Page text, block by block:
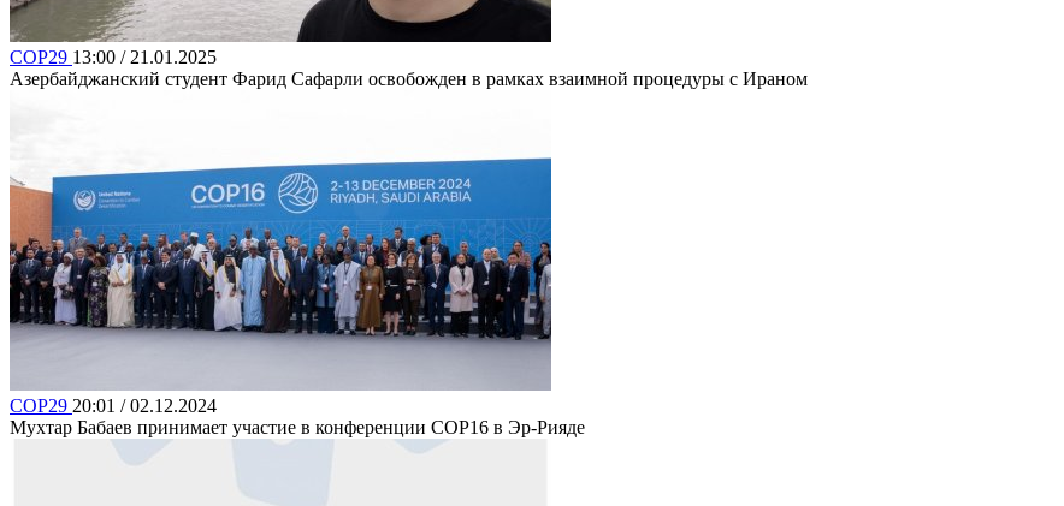
COP29 13:00 / 21.01.2025
Азербайджанский студент Фарид Сафарли освобожден в рамках взаимной процедуры с Ираном
COP29 20:01 / 02.12.2024
Мухтар Бабаев принимает участие в конференции COP16 в Эр-Рияде